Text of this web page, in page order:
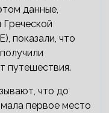
данные,
показали, что
путешествия.
что до
первое место